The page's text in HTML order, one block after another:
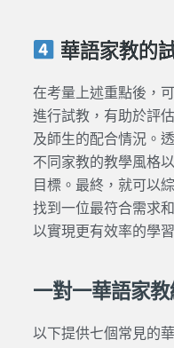
華語家教的
在考量上述重點後，
進行試教，有助於評
及師生的配合情況。
不同家教的教學風格
目標。最終，就可以
找到一位最符合需求
以實現更有效率的學習
一對一華語家
以下提供七個常見的